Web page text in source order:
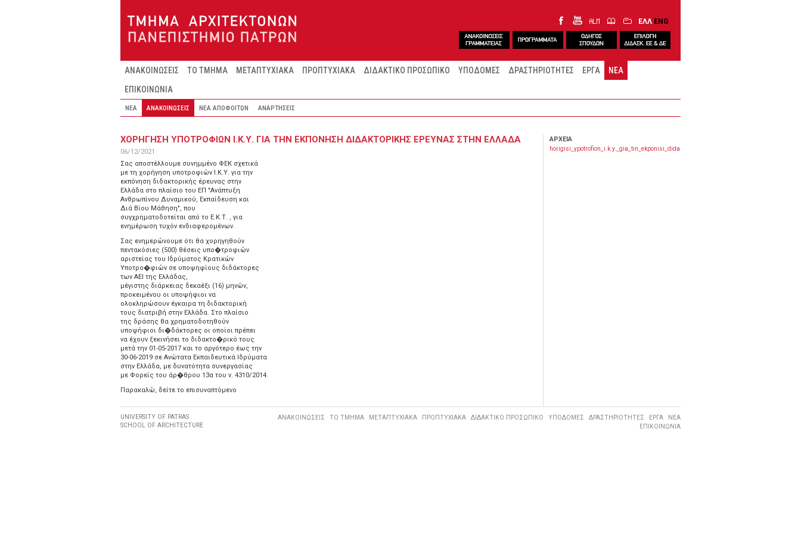
ΕΛΛ ENG
ΑΝΑΚΟΙΝΩΣΕΙΣ ΤΟ ΤΜΗΜΑ ΜΕΤΑΠΤΥΧΙΑΚΑ ΠΡΟΠΤΥΧΙΑΚΑ ΔΙΔΑΚΤΙΚΟ ΠΡΟΣΩΠΙΚΟ ΥΠΟΔΟΜΕΣ ΔΡΑΣΤΗΡΙΟΤΗΤΕΣ ΕΡΓΑ
ΝΕΑ
ΕΠΙΚΟΙΝΩΝΙΑ
ΝΕΑ ΑΝΑΚΟΙΝΩΣΕΙΣ ΝΕΑ ΑΠΟΦΟΙΤΩΝ ΑΝΑΡΤΗΣΕΙΣ
ΧΟΡΉΓΗΣΗ ΥΠΟΤΡΟΦΙΏΝ Ι.Κ.Υ. ΓΙΑ ΤΗΝ ΕΚΠΌΝΗΣΗ ΔΙΔΑΚΤΟΡΙΚΉΣ ΈΡΕΥΝΑΣ ΣΤΗΝ ΕΛΛΆΔΑ
06/12/2021
Σας αποστέλλουμε συνημμένο ΦΕΚ σχετικά
με τη χορήγηση υποτροφιών Ι.Κ.Υ. για την
εκπόνηση διδακτορικής έρευνας στην
Ελλάδα στο πλαίσιο του ΕΠ "Ανάπτυξη
Ανθρωπίνου Δυναμικού, Εκπαίδευση και
Διά Βίου Μάθηση", που
συγχρηματοδοτείται από το Ε.Κ.Τ. , για
ενημέρωση τυχόν ενδιαφερομένων.
Σας ενημερώνουμε ότι θα χορηγηθούν
πεντακόσιες (500) θέσεις υπο�τροφιών
αριστείας του Ιδρύματος Κρατικών
Υποτρο�φιών σε υποψηφίους διδάκτορες
των ΑΕΙ της Ελλάδας,
μέγιστης διάρκειας δεκαέξι (16) μηνών,
προκειμένου οι υποψήφιοι να
ολοκληρώσουν έγκαιρα τη διδακτορική
τους διατριβή στην Ελλάδα. Στο πλαίσιο
της δράσης θα χρηματοδοτηθούν
υποψήφιοι δι�δάκτορες οι οποίοι πρέπει
να έχουν ξεκινήσει το διδακτο�ρικό τους
μετά την 01-05-2017 και το αργότερο έως την
30-06-2019 σε Ανώτατα Εκπαιδευτικά Ιδρύματα
στην Ελλάδα, με δυνατότητα συνεργασίας
με Φορείς του άρ�θρου 13α του ν. 4310/2014.
Παρακαλώ, δείτε το επισυναπτόμενο
ΑΡΧΕΊΑ
horigisi_ypotrofion_i.k.y._gia_tin_ekponisi_didaktorikis_ereynas_stin_ellada.pdf
ΑΝΑΚΟΙΝΩΣΕΙΣ ΤΟ ΤΜΗΜΑ ΜΕΤΑΠΤΥΧΙΑΚΑ ΠΡΟΠΤΥΧΙΑΚΑ ΔΙΔΑΚΤΙΚΟ ΠΡΟΣΩΠΙΚΟ ΥΠΟΔΟΜΕΣ ΔΡΑΣΤΗΡΙΟΤΗΤΕΣ ΕΡΓΑ
ΝΕΑ
ΕΠΙΚΟΙΝΩΝΙΑ
UNIVERSITY OF PATRAS
SCHOOL OF ARCHITECTURE